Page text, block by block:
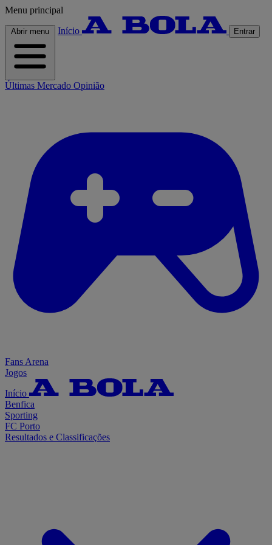
Menu principal
Abrir menu Início Entrar
Últimas Mercado Opinião
Fans Arena
Jogos
Início
Benfica
Sporting
FC Porto
Resultados e Classificações